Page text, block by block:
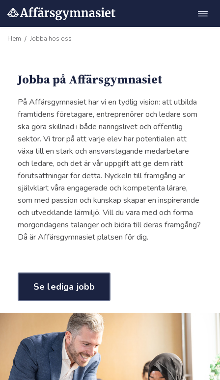
Hoppa
innehåll
Hem / Jobba hos oss
Jobba på Affärsgymnasiet
På Affärsgymnasiet har vi en tydlig vision: att utbilda
framtidens företagare, entreprenörer och ledare som
ska göra skillnad i både näringslivet och offentlig
sektor. Vi tror på att varje elev har potentialen att
växa till en stark och ansvarstagande medarbetare
och ledare, och det är vår uppgift att ge dem rätt
förutsättningar för detta. Nyckeln till framgång är
självklart våra engagerade och kompetenta lärare,
som med passion och kunskap skapar en inspirerande
och utvecklande lärmiljö. Vill du vara med och forma
morgondagens talanger och bidra till deras framgång?
Då är Affärsgymnasiet platsen för dig.
Se lediga jobb